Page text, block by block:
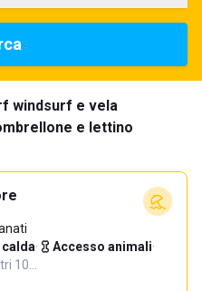
windsurf e vela
e lettino
calda· Accesso animali·
10…